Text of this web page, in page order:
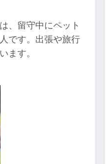
、留守中にペット
です。出張や旅行
ます。